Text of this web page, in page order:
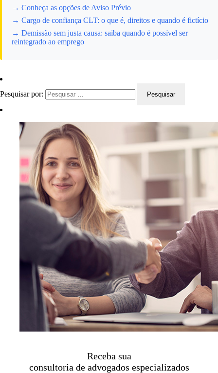
→ Conheça as opções de Aviso Prévio
→ Cargo de confiança CLT: o que é, direitos e quando é fictício
→ Demissão sem justa causa: saiba quando é possível ser
reintegrado ao emprego
Pesquisar por:
Receba sua
consultoria de advogados especializados